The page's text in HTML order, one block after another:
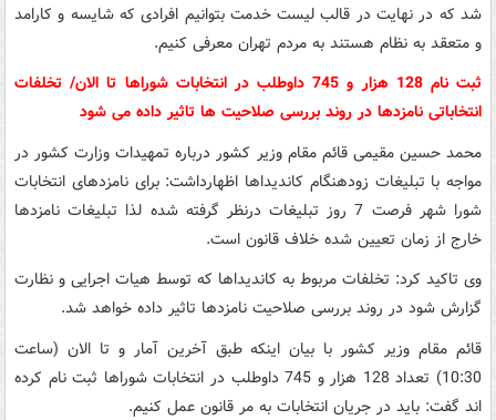
شد که در نهایت در قالب لیست خدمت بتوانیم افرادی که شایسه و کارامد
و متعقد به نظام هستند به مردم تهران معرفی کنیم.
ثبت نام 128 هزار و 745 داوطلب در انتخابات شوراها تا الان/ تخلفات
انتخاباتی نامزدها در روند بررسی صلاحیت ها تاثیر داده می شود
محمد حسین مقیمی قائم مقام وزیر کشور درباره تمهیدات وزارت کشور در
مواجه با تبلیغات زودهنگام کاندیداها اظهارداشت: برای نامزدهای انتخابات
شورا شهر فرصت 7 روز تبلیغات درنظر گرفته شده لذا تبلیغات نامزدها
خارج از زمان تعیین شده خلاف قانون است.
وی تاکید کرد: تخلفات مربوط به کاندیداها که توسط هیات اجرایی و نظارت
گزارش شود در روند بررسی صلاحیت نامزدها تاثیر داده خواهد شد.
قائم مقام وزیر کشور با بیان اینکه طبق آخرین آمار و تا الان (ساعت
10:30) تعداد 128 هزار و 745 داوطلب در انتخابات شوراها ثبت نام کرده
اند گفت: باید در جریان انتخابات به مر قانون عمل کنیم.